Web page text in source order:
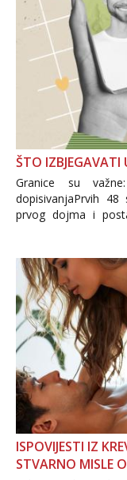
ŠTO IZBJEGAVATI
Granice su
dopisivanjaPrvih
prvog dojma i
Važno je izbjeći
informacija, jer
povjerenje. Takođe...
ISPOVIJESTI IZ
STVARNO MISLE